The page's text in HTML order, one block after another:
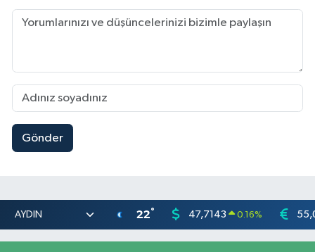
Gönder
22° 47,7143 0.16%